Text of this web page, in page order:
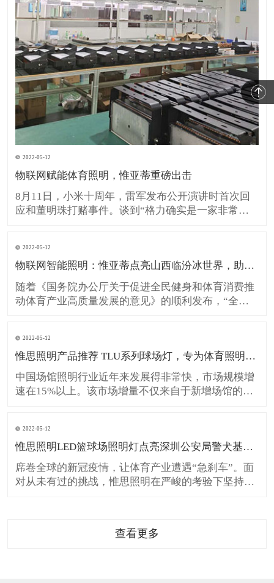
2022-05-12
物联网赋能体育照明，惟亚蒂重磅出击
8月11日，小米十周年，雷军发布公开演讲时首次回
应和董明珠打赌事件。谈到“格力确实是一家非常优
品牌强大到不能被挑战！也没有一个企业弱小到不能
去竞争！机会当前，比的就是谁最先抓住，且迎风而
上。把握机遇相
2022-05-12
物联网智能照明：惟亚蒂点亮山西临汾冰世界，助力全民健身！
随着《国务院办公厅关于促进全民健身和体育消费推
动体育产业高质量发展的意见》的顺利发布，“全民
运营必将加速改革，场馆的灯光照明系统的升级更是
迫在眉睫! 行业领跑 深耕10年 作为国内体育照明行业
的领
2022-05-12
惟思照明产品推荐 TLU系列球场灯，专为体育照明而生！
中国场馆照明行业近年来发展得非常快，市场规模增
速在15%以上。该市场增量不仅来自于新增场馆的建
照明领域的市场渗透率也快速提升，奥体中心训练场
馆、工人体育场足球场等大型场馆均采用了LED照明
产品。&nbs
2022-05-12
惟思照明LED篮球场照明灯点亮深圳公安局警犬基地！
席卷全球的新冠疫情，让体育产业遭遇“急刹车”。面
对从未有过的挑战，惟思照明在严峻的考验下坚持突
警犬基地”安装专业的篮球场LED照明灯具。 守护最
查看更多